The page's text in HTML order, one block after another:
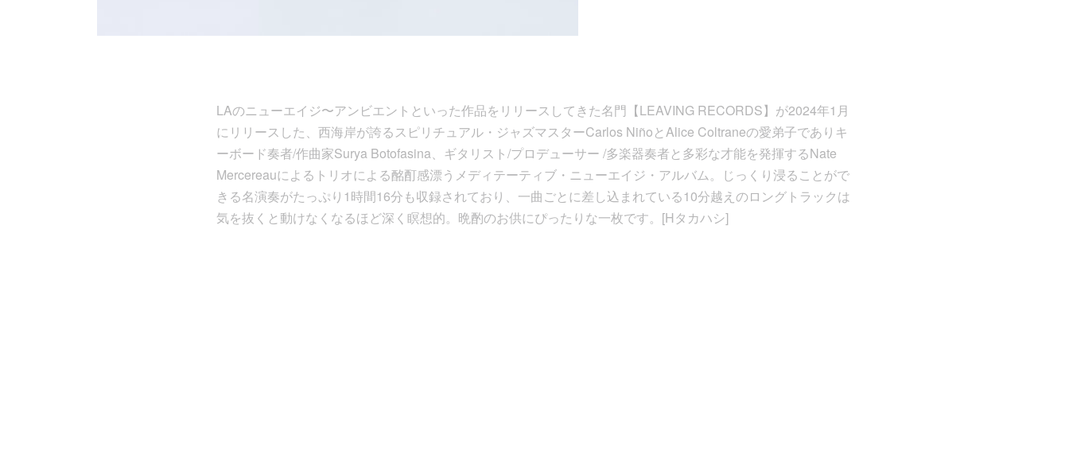
LAのニューエイジ〜アンビエントといった作品をリリースしてきた名門【LEAVING RECORDS】が2024年1月
にリリースした、西海岸が誇るスピリチュアル・ジャズマスターCarlos NiñoとAlice Coltraneの愛弟子でありキ
ーボード奏者/作曲家Surya Botofasina、ギタリスト/プロデューサー /多楽器奏者と多彩な才能を発揮するNate
Mercereauによるトリオによる酩酊感漂うメディテーティブ・ニューエイジ・アルバム。じっくり浸ることがで
きる名演奏がたっぷり1時間16分も収録されており、一曲ごとに差し込まれている10分越えのロングトラックは
気を抜くと動けなくなるほど深く瞑想的。晩酌のお供にぴったりな一枚です。[Hタカハシ]